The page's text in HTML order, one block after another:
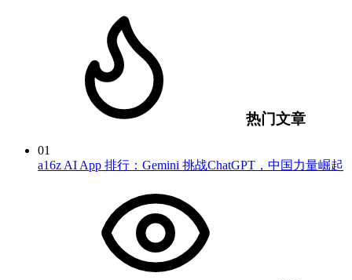
热门文章
01
a16z AI App 排行：Gemini 挑战ChatGPT，中国力量崛起